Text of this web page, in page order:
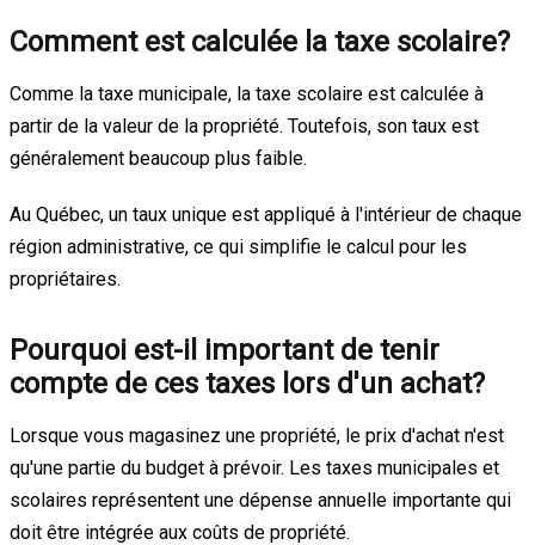
Comment est calculée la taxe scolaire?
Comme la taxe municipale, la taxe scolaire est calculée à
partir de la valeur de la propriété. Toutefois, son taux est
généralement beaucoup plus faible.
Au Québec, un taux unique est appliqué à l'intérieur de chaque
région administrative, ce qui simplifie le calcul pour les
propriétaires.
Pourquoi est-il important de tenir
compte de ces taxes lors d'un achat?
Lorsque vous magasinez une propriété, le prix d'achat n'est
qu'une partie du budget à prévoir. Les taxes municipales et
scolaires représentent une dépense annuelle importante qui
doit être intégrée aux coûts de propriété.